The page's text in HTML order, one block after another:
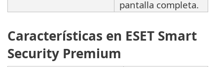
pantalla completa.
Características en ESET Smart
Security Premium